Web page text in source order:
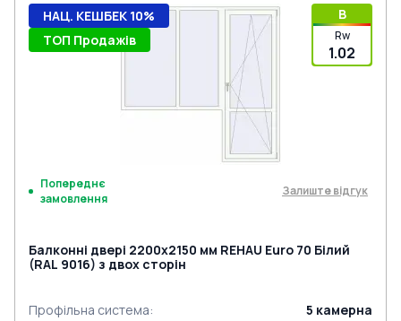
B
Rw
1.02
НАЦ. КЕШБЕК 10%
ТОП Продажів
Попереднє
замовлення
Залиште відгук
Балконні двері 2200x2150 мм REHAU Euro 70 Білий
(RAL 9016) з двох сторін
Профільна система: 5 камерна